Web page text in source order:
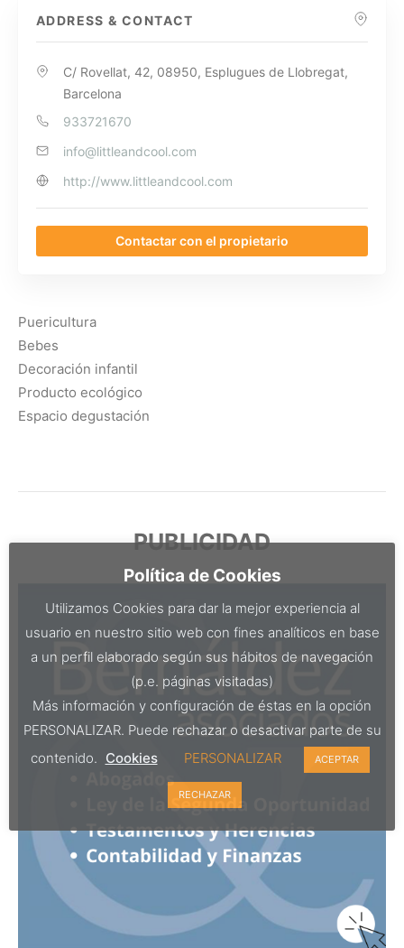
ADDRESS & CONTACT
C/ Rovellat, 42, 08950, Esplugues de Llobregat,
Barcelona
933721670
info@littleandcool.com
http://www.littleandcool.com
Contactar con el propietario
Puericultura
Bebes
Decoración infantil
Producto ecológico
Espacio degustación
PUBLICIDAD
Política de Cookies
Utilizamos Cookies para dar la mejor experiencia al
usuario en nuestro sitio web con fines analíticos en base
a un perfil elaborado según sus hábitos de navegación
(p.e. páginas visitadas)
Más información y configuración de éstas en la opción
PERSONALIZAR. Puede rechazar o desactivar parte de su
contenido. Cookies PERSONALIZAR ACEPTAR
RECHAZAR